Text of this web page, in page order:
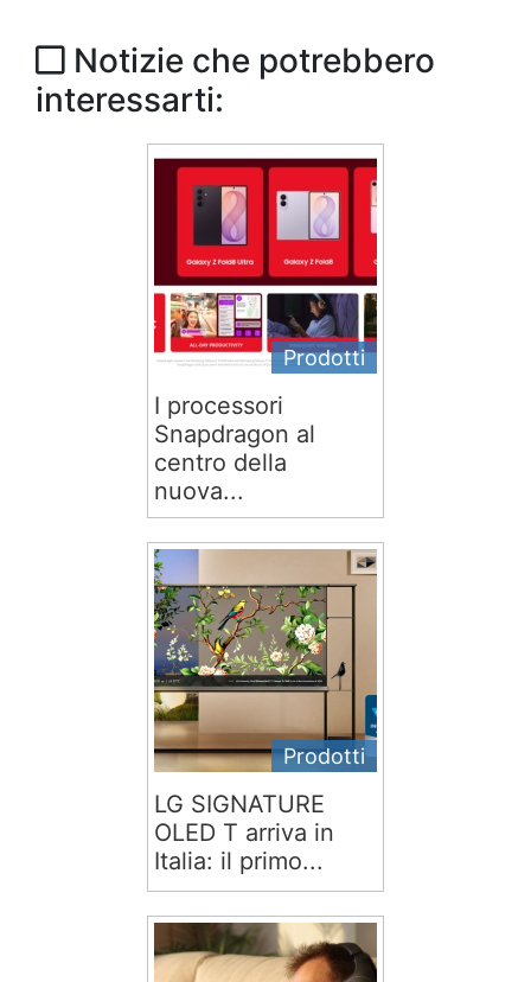
Notizie che potrebbero
interessarti:
Prodotti
I processori
Snapdragon al
centro della
nuova...
Prodotti
LG SIGNATURE
OLED T arriva in
Italia: il primo...